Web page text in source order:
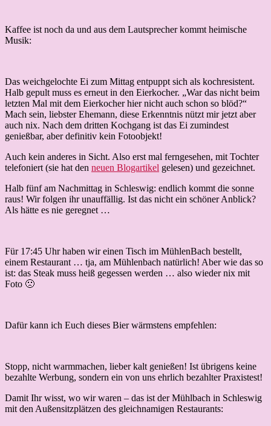
Kaffee ist noch da und aus dem Lautsprecher kommt heimische
Musik:
Das weichgelochte Ei zum Mittag entpuppt sich als kochresistent.
Halb gepult muss es erneut in den Eierkocher. „War das nicht beim
letzten Mal mit dem Eierkocher hier nicht auch schon so blöd?“
Mach sein, liebster Ehemann, diese Erkenntnis nützt mir jetzt aber
auch nix. Nach dem dritten Kochgang ist das Ei zumindest
genießbar, aber definitiv kein Fotoobjekt!
Auch kein anderes in Sicht. Also erst mal ferngesehen, mit Tochter
telefoniert (sie hat den neuen Blogartikel gelesen) und gezeichnet.
Halb fünf am Nachmittag in Schleswig: endlich kommt die sonne
raus! Wir folgen ihr unauffällig. Ist das nicht ein schöner Anblick?
Als hätte es nie geregnet …
Für 17:45 Uhr haben wir einen Tisch im MühlenBach bestellt,
einem Restaurant … tja, am Mühlenbach natürlich! Aber wie das so
ist: das Steak muss heiß gegessen werden … also wieder nix mit
Foto 🙁
Dafür kann ich Euch dieses Bier wärmstens empfehlen:
Stopp, nicht warmmachen, lieber kalt genießen! Ist übrigens keine
bezahlte Werbung, sondern ein von uns ehrlich bezahlter Praxistest!
Damit Ihr wisst, wo wir waren – das ist der Mühlbach in Schleswig
mit den Außensitzplätzen des gleichnamigen Restaurants: